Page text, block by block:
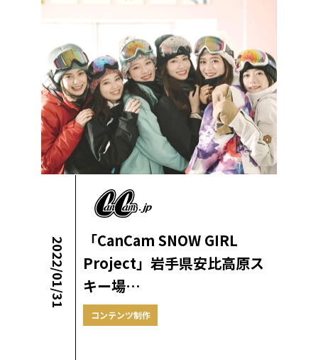
2022/01/31
「CanCam SNOW GIRL
Project」岩手県安比高原ス
キー場…
コンテンツ制作